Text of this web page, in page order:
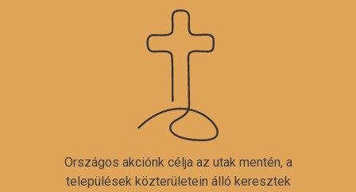
Országos akciónk célja az utak mentén, a
települések közterületein álló keresztek